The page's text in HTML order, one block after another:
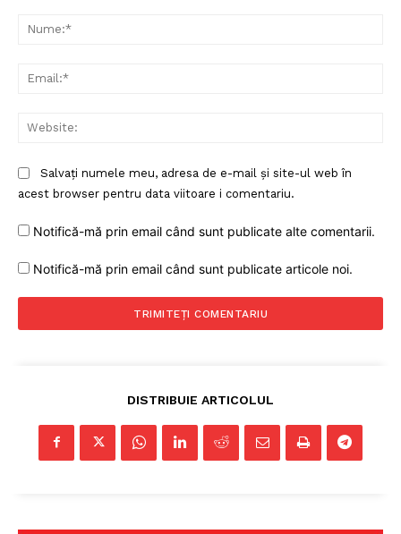
PRESShub
Proiecte editoriale
Salvați numele meu, adresa de e-mail și site-ul web în
acest browser pentru data viitoare i comentariu.
Notifică-mă prin email când sunt publicate alte comentarii.
Notifică-mă prin email când sunt publicate articole noi.
DISTRIBUIE ARTICOLUL